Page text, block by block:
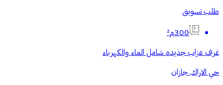
طلب تسويق
300م²
غرف عزاب جديده شامل الماء والكهرباء
حي الاراك, جازان